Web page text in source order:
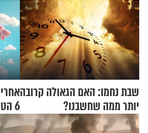
שבת נחמו: האם הגאולה קרובה
יותר ממה שחשבנו?
6